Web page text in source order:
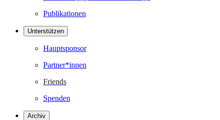
Publikationen
Unterstützen
Hauptsponsor
Partner*innen
Friends
Spenden
Archiv